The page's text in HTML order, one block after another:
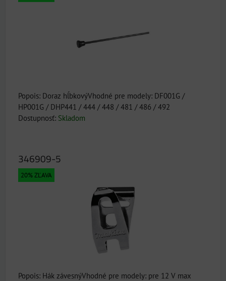
Popois: Doraz hĺbkovýVhodné pre modely: DF001G /
HP001G / DHP441 / 444 / 448 / 481 / 486 / 492
Dostupnosť: Skladom
346909-5
20% ZĽAVA
Popois: Hák závesnýVhodné pre modely: pre 12 V max